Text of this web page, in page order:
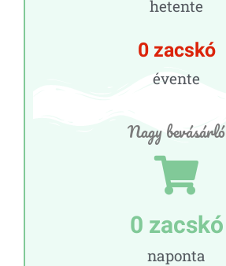
hetente
évente
0 zacskó
Nagy bevásárló
naponta
0 zacskó